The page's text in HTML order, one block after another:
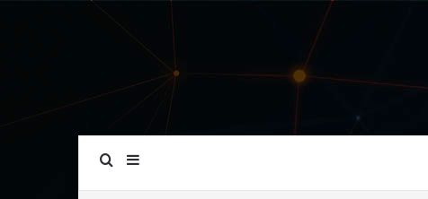
إضافة عمود جانبي
بحث عن